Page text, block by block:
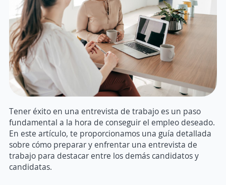
Tener éxito en una entrevista de trabajo es un paso
fundamental a la hora de conseguir el empleo deseado.
En este artículo, te proporcionamos una guía detallada
sobre cómo preparar y enfrentar una entrevista de
trabajo para destacar entre los demás candidatos y
candidatas.